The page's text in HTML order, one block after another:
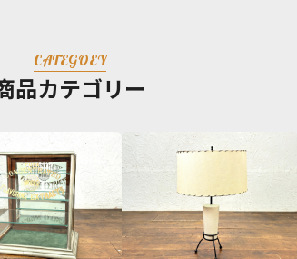
CATEGOEY
品カテゴリー